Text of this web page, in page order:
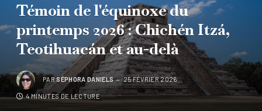
Témoin de l'équinoxe du
printemps 2026 : Chichén Itzá,
Teotihuacán et au-delà
PARSÉPHORA DANIELS 25 FÉVRIER 2026
4 MINUTES DE LECTURE